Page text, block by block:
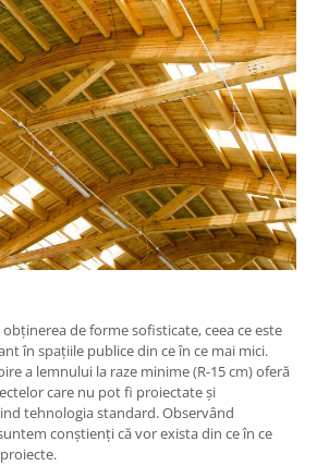
de forme sofisticate, ceea ce este
în spațiile publice din ce în ce mai mici.
a lemnului la raze minime (R-15 cm) oferă
care nu pot fi proiectate și
tehnologia standard. Observând
conștienți că vor exista din ce în ce